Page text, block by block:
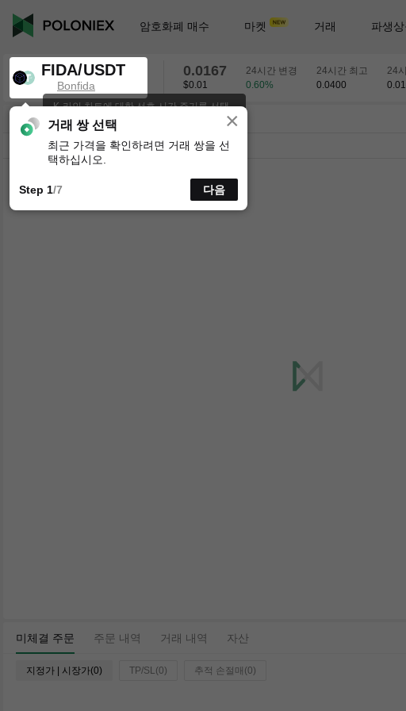
암호화폐 매수 마켓 거래 파생
FIDA/USDT
Bonfida
0.0167
$0.01
24시간 변경
0.60%
24시간 최고
0.0400
24
FIDA/USDT 0.60 % 0.0167
15분 1시간4시간 1일1주
미체결 주문 주문 내역 거래 내역 자산
지정가 | 시장가(0) TP/SL(0) 추적 손절매(0)
K-라인 차트에 대한 선호 시간 주기를 선택
하세요.
×
거래 쌍 선택
최근 가격을 확인하려면 거래 쌍을 선
택하십시오.
Step 1/7 다음